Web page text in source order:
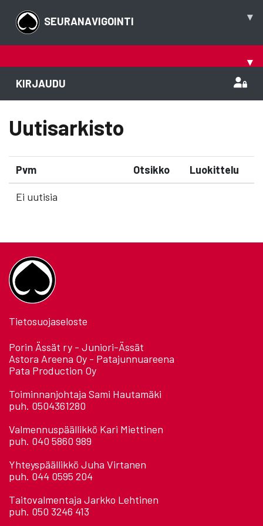
SEURANAVIGOINTI ▾
▾
KIRJAUDU
Uutisarkisto
Pvm Otsikko Luokittelu
Ei uutisia
Tietosuojaseloste
Porin Ässät ry - Juniori-Ässät
Astora Areena Oy - Patajunnuareena
Pata Production Oy
Toiminnanjohtaja Sami Hautamäki
puh. 0504361280
Valmennuspäällikkö Kari Miettinen
puh. 040 5860 989
Yhteyspäällikkö Juha Virtanen
puh. 044 0595 204
Taitovalmentaja Jarkko Lehtinen
puh. 050 3246 413